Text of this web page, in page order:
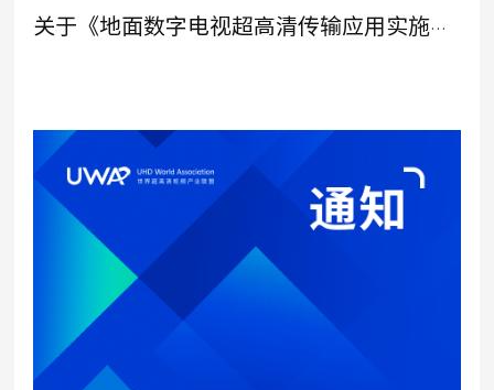
关于《地面数字电视超高清传输应用实施指南》征求意见稿公示的通知